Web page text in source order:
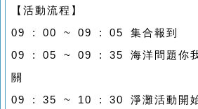
【活動流程】
09 : 00 ~ 09 : 05 集合報到
09 : 05 ~ 09 : 35 海洋問題你我
關
09 : 35 ~ 10 : 30 淨灘活動開